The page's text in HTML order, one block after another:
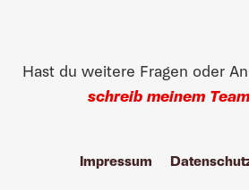
Hast du weitere Fragen oder
schreib meinem
Impressum